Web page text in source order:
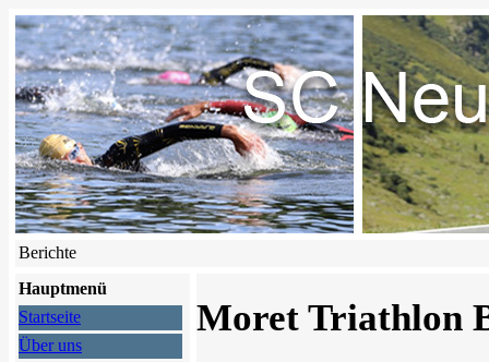
Berichte
Hauptmenü
Startseite
Über uns
Moret Triathlon